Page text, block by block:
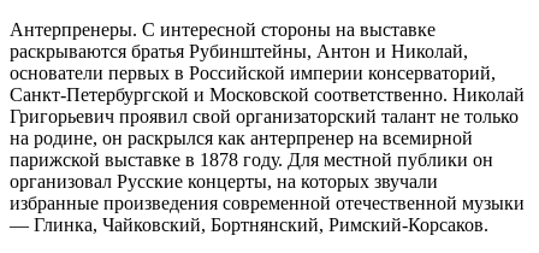
Антерпренеры. С интересной стороны на выставке
раскрываются братья Рубинштейны, Антон и Николай,
основатели первых в Российской империи консерваторий,
Санкт-Петербургской и Московской соответственно. Николай
Григорьевич проявил свой организаторский талант не только
на родине, он раскрылся как антерпренер на всемирной
парижской выставке в 1878 году. Для местной публики он
организовал Русские концерты, на которых звучали
избранные произведения современной отечественной музыки
— Глинка, Чайковский, Бортнянский, Римский-Корсаков.